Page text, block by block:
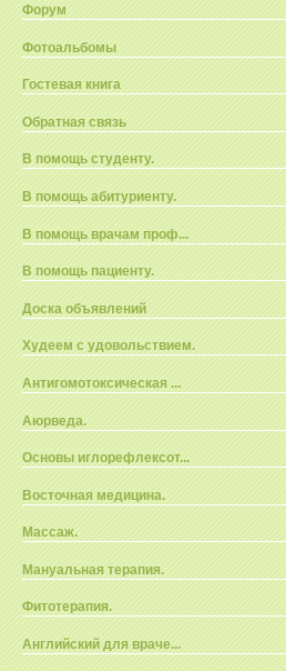
Форум
Фотоальбомы
Гостевая книга
Обратная связь
В помощь студенту.
В помощь абитуриенту.
В помощь врачам проф...
В помощь пациенту.
Доска объявлений
Худеем с удовольствием.
Антигомотоксическая ...
Аюрведа.
Основы иглорефлексот...
Восточная медицина.
Массаж.
Мануальная терапия.
Фитотерапия.
Английский для враче...